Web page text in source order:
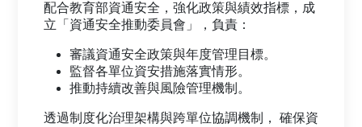
配合教育部資通安全，強化政策與績效指標，成
立「資通安全推動委員會」，負責：
審議資通安全政策與年度管理目標。
監督各單位資安措施落實情形。
推動持續改善與風險管理機制。
透過制度化治理架構與跨單位協調機制， 確保資